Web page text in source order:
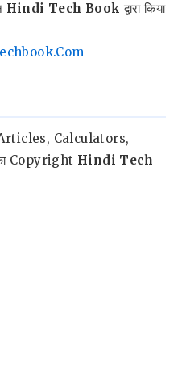
Hindi Tech Book द्वारा किया
Articles, Calculators,
Copyright Hindi Tech